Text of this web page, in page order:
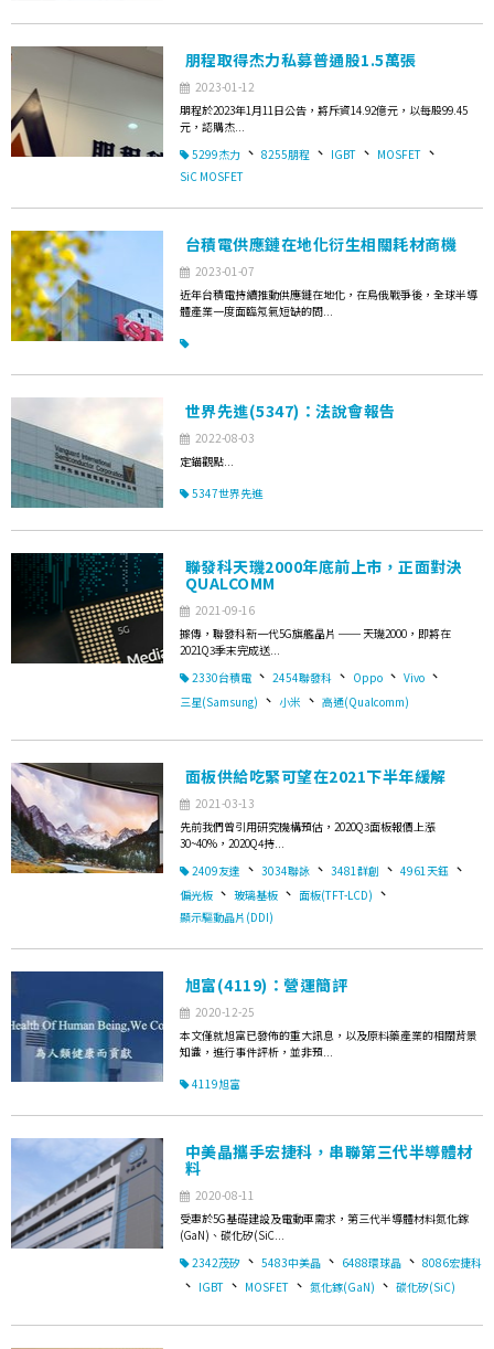
朋程取得杰力私募普通股1.5萬張
2023-01-12
朋程於2023年1月11日公告，將斥資14.92億元，以每股99.45
元，認購杰...
5299杰力 、 8255朋程 、 IGBT 、 MOSFET 、
SiC MOSFET
台積電供應鏈在地化衍生相關耗材商機
2023-01-07
近年台積電持續推動供應鏈在地化，在烏俄戰爭後，全球半導
體產業一度面臨氖氣短缺的問...
世界先進(5347)：法說會報告
2022-08-03
定錨觀點...
5347世界先進
聯發科天璣2000年底前上市，正面對決
QUALCOMM
2021-09-16
據傳，聯發科新一代5G旗艦晶片 ── 天璣2000，即將在
2021Q3季末完成送...
2330台積電 、 2454聯發科 、 Oppo 、 Vivo 、
三星(Samsung) 、 小米 、 高通(Qualcomm)
面板供給吃緊可望在2021下半年緩解
2021-03-13
先前我們曾引用研究機構預估，2020Q3面板報價上漲
30~40%，2020Q4持...
2409友達 、 3034聯詠 、 3481群創 、 4961天鈺 、
偏光板 、 玻璃基板 、 面板(TFT-LCD) 、
顯示驅動晶片(DDI)
旭富(4119)：營運簡評
2020-12-25
本文僅就旭富已發佈的重大訊息，以及原料藥產業的相關背景
知識，進行事件評析，並非預...
4119旭富
中美晶攜手宏捷科，串聯第三代半導體材
料
2020-08-11
受惠於5G基礎建設及電動車需求，第三代半導體材料氮化鎵
(GaN)、碳化矽(SiC...
2342茂矽 、 5483中美晶 、 6488環球晶 、 8086宏捷科
、 IGBT 、 MOSFET 、 氮化鎵(GaN) 、 碳化矽(SiC)